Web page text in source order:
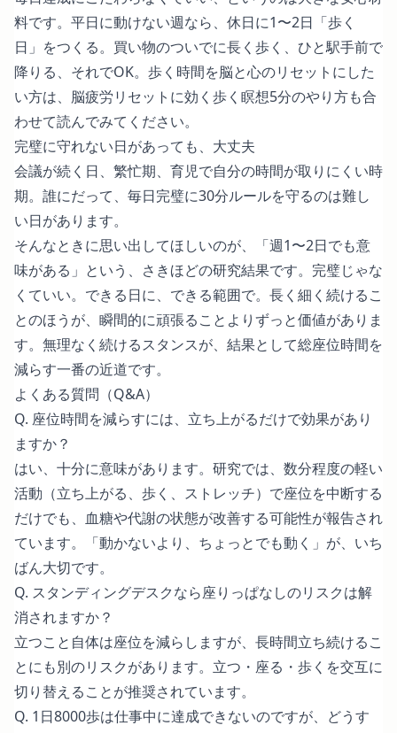
料です。平日に動けない週なら、休日に1〜2日「歩く
日」をつくる。買い物のついでに長く歩く、ひと駅手前で
降りる、それでOK。歩く時間を脳と心のリセットにした
い方は、 脳疲労リセットに効く歩く瞑想5分のやり方も合
わせて読んでみてください。
完璧に守れない日があっても、大丈夫
会議が続く日、繁忙期、育児で自分の時間が取りにくい時
期。誰にだって、毎日完璧に30分ルールを守るのは難し
い日があります。
そんなときに思い出してほしいのが、「週1〜2日でも意
味がある」という、さきほどの研究結果です。完璧じゃな
くていい。できる日に、できる範囲で。長く細く続けるこ
とのほうが、瞬間的に頑張ることよりずっと価値がありま
す。無理なく続けるスタンスが、結果として総座位時間を
減らす一番の近道です。
よくある質問（Q&A）
Q. 座位時間を減らすには、立ち上がるだけで効果があり
ますか？
はい、十分に意味があります。研究では、数分程度の軽い
活動（立ち上がる、歩く、ストレッチ）で座位を中断する
だけでも、血糖や代謝の状態が改善する可能性が報告され
ています。「動かないより、ちょっとでも動く」が、いち
ばん大切です。
Q. スタンディングデスクなら座りっぱなしのリスクは解
消されますか？
立つこと自体は座位を減らしますが、長時間立ち続けるこ
とにも別のリスクがあります。立つ・座る・歩くを交互に
切り替えることが推奨されています。
Q. 1日8000歩は仕事中に達成できないのですが、どうす